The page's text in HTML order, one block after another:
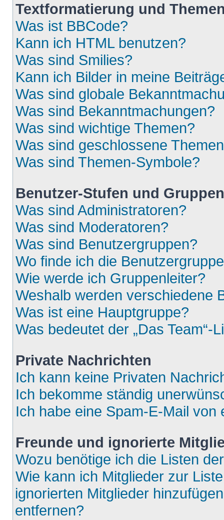
Textformatierung und
Was ist BBCode?
Kann ich HTML benutzen?
Was sind Smilies?
Kann ich Bilder in meine
Was sind globale
Was sind Bekanntmachungen?
Was sind wichtige Themen?
Was sind geschlossene
Was sind Themen-Symbole?
Benutzer-Stufen und Gruppen
Was sind Administratoren?
Was sind Moderatoren?
Was sind Benutzergruppen?
Wo finde ich die
Wie werde ich Gruppenleiter?
Weshalb werden verschiedene
Was ist eine Hauptgruppe?
Was bedeutet der „Das Team“-
Private Nachrichten
Ich kann keine Privaten
Ich bekomme ständig
Ich habe eine Spam-E-Mail
Freunde und ignorierte
Wozu benötige ich die Listen
Wie kann ich Mitglieder zur
ignorierten Mitglieder
entfernen?